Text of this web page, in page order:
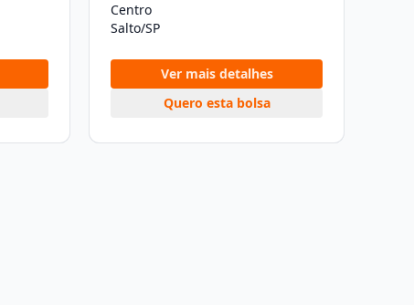
Centro
Salto/SP
Ver mais detalhes
Quero esta bolsa